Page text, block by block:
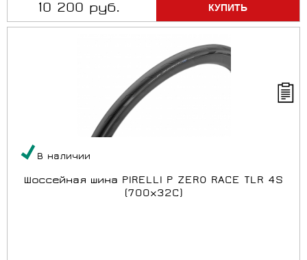
10 200 руб.
В наличии
Шоссейная шина PIRELLI P ZERO RACE TLR 4S
(700x32C)